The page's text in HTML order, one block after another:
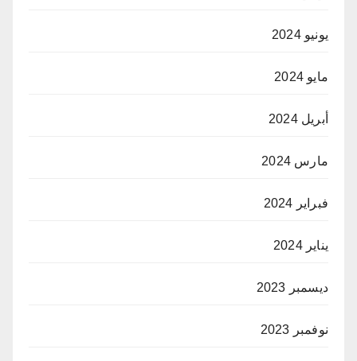
يونيو 2024
مايو 2024
أبريل 2024
مارس 2024
فبراير 2024
يناير 2024
ديسمبر 2023
نوفمبر 2023